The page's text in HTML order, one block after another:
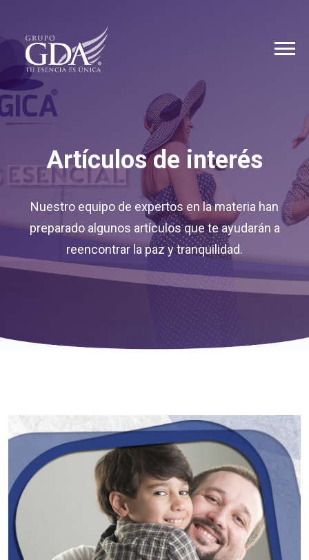
Artículos de interés
Nuestro equipo de expertos en la materia han
preparado algunos artículos que te ayudarán a
reencontrar la paz y tranquilidad.